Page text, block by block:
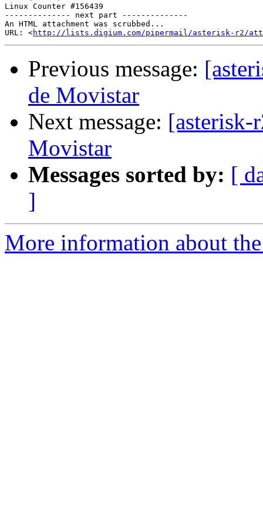
Linux Counter #156439
-------------- next part --------------
An HTML attachment was scrubbed...
URL: <http://lists.digium.com/pipermail/asterisk-r2/
Previous message:
de Movistar
Next message: [asterisk-
Movistar
Messages sorted by: [
]
More information about